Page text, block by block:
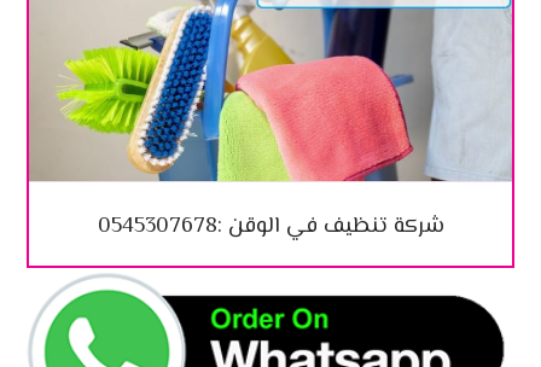
شركة تنظيف في الوقن :0545307678